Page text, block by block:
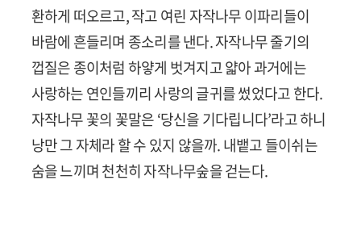
환하게 떠오르고, 작고 여린 자작나무 이파리들이
바람에 흔들리며 종소리를 낸다. 자작나무 줄기의
껍질은 종이처럼 하얗게 벗겨지고 얇아 과거에는
사랑하는 연인들끼리 사랑의 글귀를 썼었다고 한다.
자작나무 꽃의 꽃말은 ‘당신을 기다립니다’라고 하니
낭만 그 자체라 할 수 있지 않을까. 내뱉고 들이쉬는
숨을 느끼며 천천히 자작나무숲을 걷는다.